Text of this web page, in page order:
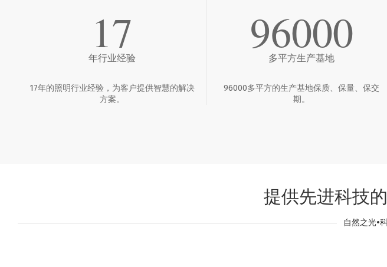
17
年行业经验
17年的照明行业经验，为客户提供智慧的解决
方案。
96000
多平方生产基地
96000多平方的生产基地保质、保量、保交
期。
提供先进科技
自然之光•